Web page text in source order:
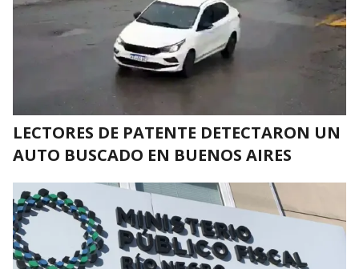
LECTORES DE PATENTE DETECTARON UN
AUTO BUSCADO EN BUENOS AIRES